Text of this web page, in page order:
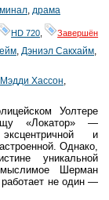
, драма
HD 720 Завершён
, Дэниэл Сакхайм,
Мэдди Хассон,
Уолтере
«Локатор» —
и
Однако,
уникальной
Шерман
работает не один —